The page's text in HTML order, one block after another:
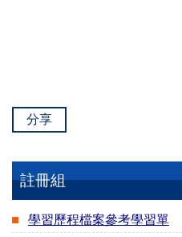
分享
註冊組
學習歷程檔案參考學習單